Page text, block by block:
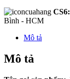
CS6:
Bình - HCM
Mô tả
Mô tả